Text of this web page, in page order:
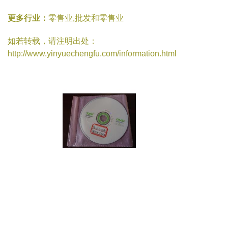
更多行业： 零售业,批发和零售业
如若转载，请注明出处：
http://www.yinyuechengfu.com/information.html